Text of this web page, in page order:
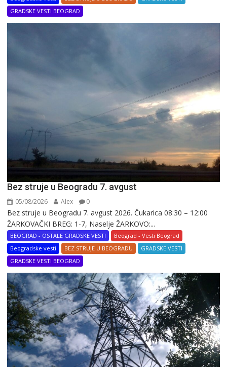
GRADSKE VESTI BEOGRAD
Bez struje u Beogradu 7. avgust
05/08/2026 Alex 0
Bez struje u Beogradu 7. avgust 2026. Čukarica 08:30 – 12:00
ŽARKOVAČKI BREG: 1-7, Naselje ŽARKOVO:...
BEOGRAD - OSTALE GRADSKE VESTI
Beograd - Vesti Beograd
Beogradske vesti
BEZ STRUJE U BEOGRADU
GRADSKE VESTI
GRADSKE VESTI BEOGRAD